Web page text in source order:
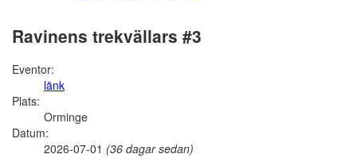
Ravinens trekvällars #3
Eventor:
länk
Plats:
Orminge
Datum:
2026-07-01 (36 dagar sedan)